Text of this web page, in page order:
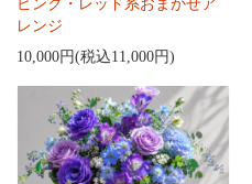
ピンク・レッド系おまかせア
レンジ
10,000円(税込11,000円)